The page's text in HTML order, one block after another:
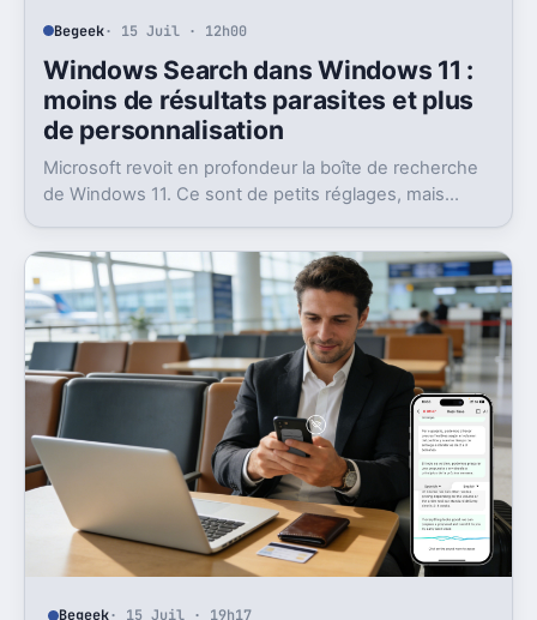
Begeek· 15 Juil · 12h00
Windows Search dans Windows 11 :
moins de résultats parasites et plus
de personnalisation
Microsoft revoit en profondeur la boîte de recherche
de Windows 11. Ce sont de petits réglages, mais
Begeek· 15 Juil · 19h17